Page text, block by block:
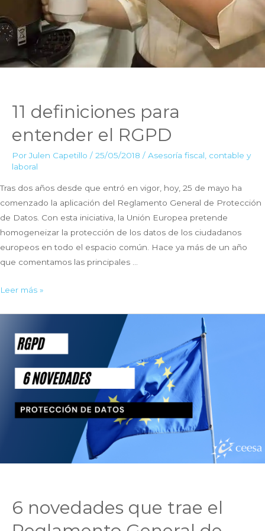
11 definiciones para
entender el RGPD
PorJulen Capetillo / 25/05/2018 / Asesoría fiscal, contable y
laboral
Tras dos años desde que entró en vigor, hoy, 25 de mayo ha
comenzado la aplicación del Reglamento General de Protección
de Datos. Con esta iniciativa, la Unión Europea pretende
homogeneizar la protección de los datos de los ciudadanos
europeos en todo el espacio común. Hace ya más de un año
que comentamos las principales …
11
entender
Leer más »
6 novedades que trae el